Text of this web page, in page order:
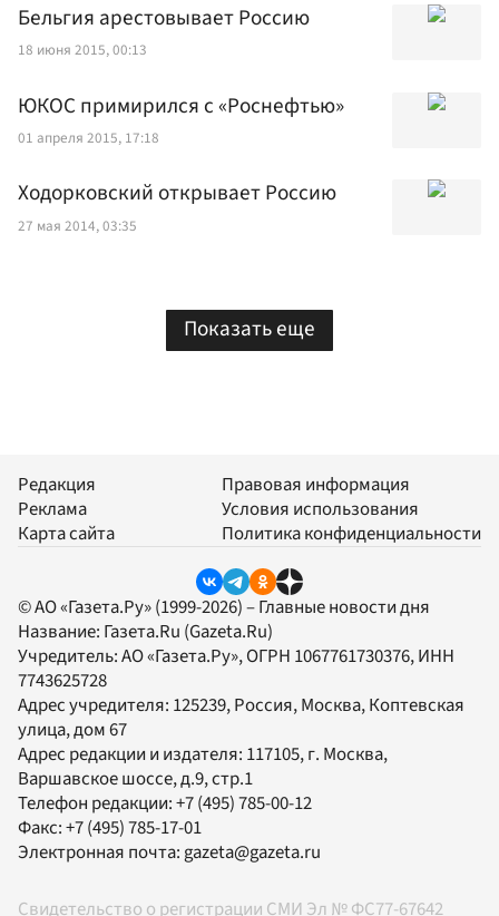
Бельгия арестовывает Россию
18 июня 2015, 00:13
ЮКОС примирился с «Роснефтью»
01 апреля 2015, 17:18
Ходорковский открывает Россию
27 мая 2014, 03:35
Показать еще
Редакция
Реклама
Карта сайта
Правовая информация
Условия использования
Политика конфиденциальности
© АО «Газета.Ру» (1999-2026) – Главные новости дня
Название: Газета.Ru (Gazeta.Ru)
Учредитель:АО «Газета.Ру», ОГРН 1067761730376, ИНН
7743625728
Адрес учредителя: 125239, Россия, Москва, Коптевская
улица, дом 67
Адрес редакции и издателя: 117105, г. Москва,
Варшавское шоссе, д.9, стр.1
Телефон редакции:+7 (495) 785-00-12
Факс:+7 (495) 785-17-01
Электронная почта:gazeta@gazeta.ru
Свидетельство о регистрации СМИ Эл № ФС77-67642